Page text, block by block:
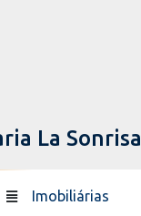
La Sonrisa
Imobiliárias